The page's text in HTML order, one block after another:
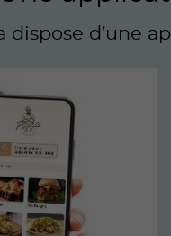
dispose d’une